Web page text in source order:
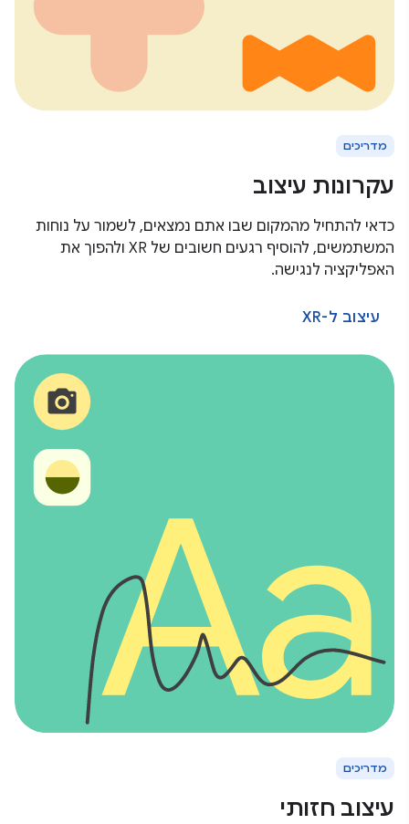
מדריכים
עקרונות עיצוב
כדאי להתחיל מהמקום שבו אתם נמצאים, לשמור על נוחות
המשתמשים, להוסיף רגעים חשובים של XR ולהפוך את
האפליקציה לנגישה.
עיצוב ל-XR
מדריכים
עיצוב חזותי